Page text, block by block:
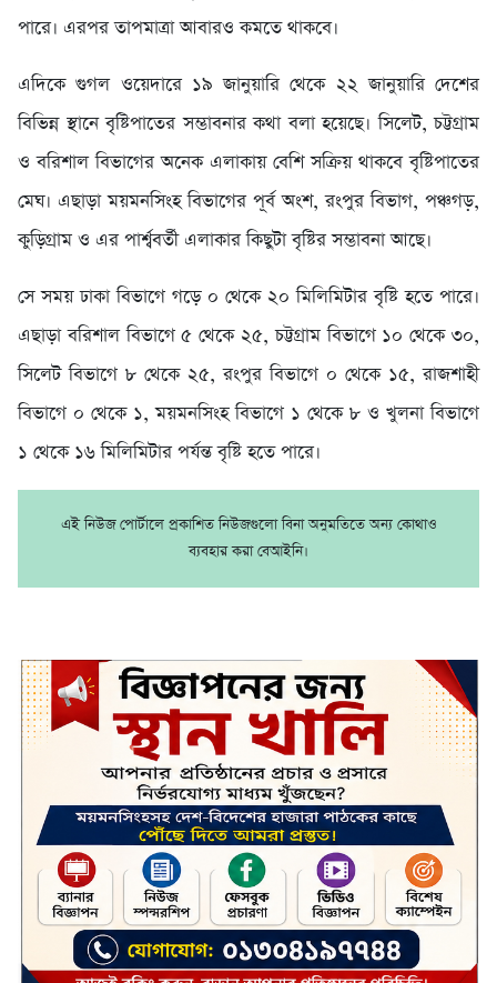
পারে। এরপর তাপমাত্রা আবারও কমতে থাকবে।
এদিকে গুগল ওয়েদারে ১৯ জানুয়ারি থেকে ২২ জানুয়ারি দেশের
বিভিন্ন স্থানে বৃষ্টিপাতের সম্ভাবনার কথা বলা হয়েছে। সিলেট, চট্টগ্রাম
ও বরিশাল বিভাগের অনেক এলাকায় বেশি সক্রিয় থাকবে বৃষ্টিপাতের
মেঘ। এছাড়া ময়মনসিংহ বিভাগের পূর্ব অংশ, রংপুর বিভাগ, পঞ্চগড়,
কুড়িগ্রাম ও এর পার্শ্ববর্তী এলাকার কিছুটা বৃষ্টির সম্ভাবনা আছে।
সে সময় ঢাকা বিভাগে গড়ে ০ থেকে ২০ মিলিমিটার বৃষ্টি হতে পারে।
এছাড়া বরিশাল বিভাগে ৫ থেকে ২৫, চট্টগ্রাম বিভাগে ১০ থেকে ৩০,
সিলেট বিভাগে ৮ থেকে ২৫, রংপুর বিভাগে ০ থেকে ১৫, রাজশাহী
বিভাগে ০ থেকে ১, ময়মনসিংহ বিভাগে ১ থেকে ৮ ও খুলনা বিভাগে
১ থেকে ১৬ মিলিমিটার পর্যন্ত বৃষ্টি হতে পারে।
এই নিউজ পোর্টালে প্রকাশিত নিউজগুলো বিনা অনুমতিতে অন্য কোথাও
ব্যবহার করা বেআইনি।